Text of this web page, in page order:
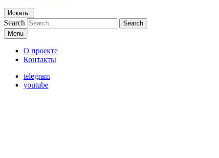
Искать:
Search
Menu
О проекте
Контакты
telegram
youtube